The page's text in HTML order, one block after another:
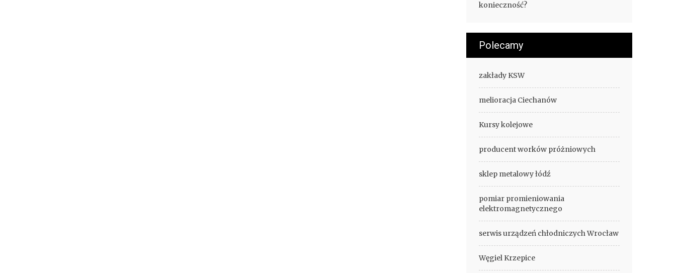
konieczność?
Polecamy
zakłady KSW
melioracja Ciechanów
Kursy kolejowe
producent worków próżniowych
sklep metalowy łódź
pomiar promieniowania
elektromagnetycznego
serwis urządzeń chłodniczych Wrocław
Węgiel Krzepice